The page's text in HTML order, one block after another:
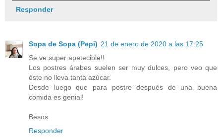
Responder
Sopa de Sopa (Pepi) 21 de enero de 2020 a las 17:25
Se ve super apetecible!!
Los postres árabes suelen ser muy dulces, pero veo que
éste no lleva tanta azúcar.
Desde luego que para postre después de una buena
comida es genial!
Besos
Responder